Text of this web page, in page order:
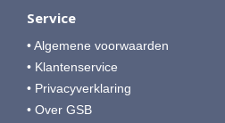
Service
• Algemene voorwaarden
• Klantenservice
• Privacyverklaring
• Over GSB